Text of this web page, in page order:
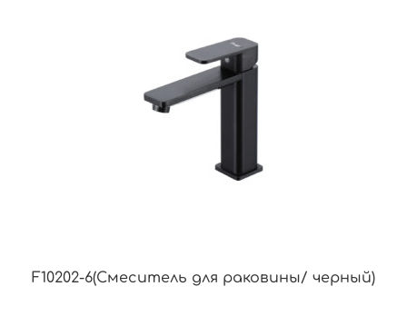
F10202-6(Смеситель для раковины/ черный)